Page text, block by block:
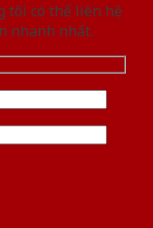
tôi có thể liên hệ
nhanh nhất.